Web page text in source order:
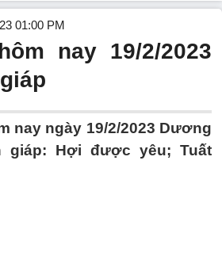
01:00 PM
nay 19/2/2023
nay ngày 19/2/2023 Dương
giáp: Hợi được yêu; Tuất